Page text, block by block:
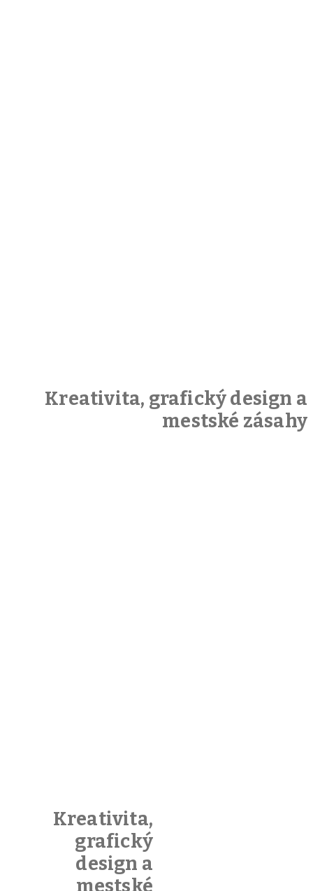
Kreativita, grafický design a
mestské zásahy
Kreativita,
grafický
design a
mestské